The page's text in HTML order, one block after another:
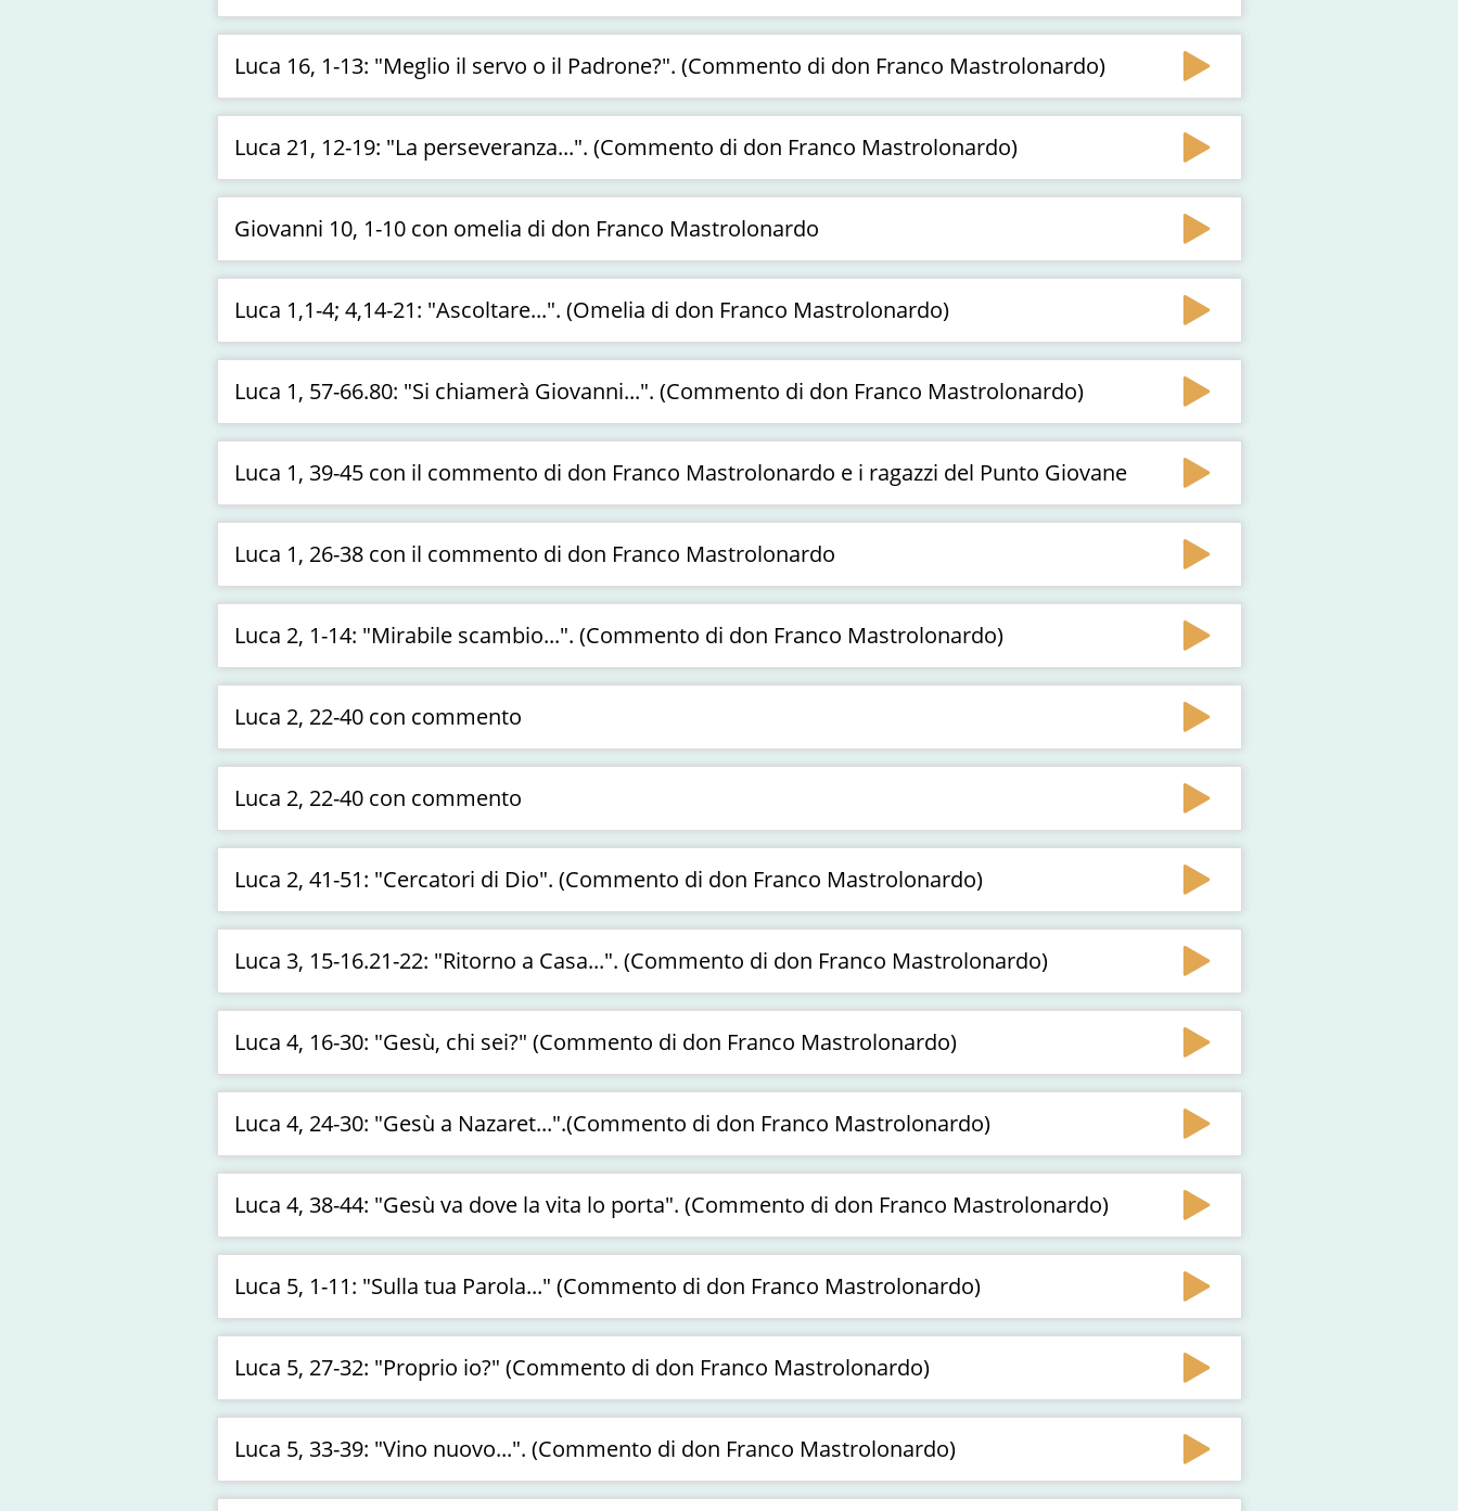
Luca 16, 1-13: "Meglio il servo o il Padrone?". (Commento di don Franco Mastrolonardo)
Luca 21, 12-19: "La perseveranza...". (Commento di don Franco Mastrolonardo)
Giovanni 10, 1-10 con omelia di don Franco Mastrolonardo
Luca 1,1-4; 4,14-21: "Ascoltare...". (Omelia di don Franco Mastrolonardo)
Luca 1, 57-66.80: "Si chiamerà Giovanni...". (Commento di don Franco Mastrolonardo)
Luca 1, 39-45 con il commento di don Franco Mastrolonardo e i ragazzi del Punto Giovane
Luca 1, 26-38 con il commento di don Franco Mastrolonardo
Luca 2, 1-14: "Mirabile scambio...". (Commento di don Franco Mastrolonardo)
Luca 2, 22-40 con commento
Luca 2, 22-40 con commento
Luca 2, 41-51: "Cercatori di Dio". (Commento di don Franco Mastrolonardo)
Luca 3, 15-16.21-22: "Ritorno a Casa...". (Commento di don Franco Mastrolonardo)
Luca 4, 16-30: "Gesù, chi sei?" (Commento di don Franco Mastrolonardo)
Luca 4, 24-30: "Gesù a Nazaret...".(Commento di don Franco Mastrolonardo)
Luca 4, 38-44: "Gesù va dove la vita lo porta". (Commento di don Franco Mastrolonardo)
Luca 5, 1-11: "Sulla tua Parola..." (Commento di don Franco Mastrolonardo)
Luca 5, 27-32: "Proprio io?" (Commento di don Franco Mastrolonardo)
Luca 5, 33-39: "Vino nuovo...". (Commento di don Franco Mastrolonardo)